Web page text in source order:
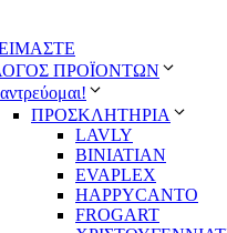
ΠΡΟΪΟΝΤΩΝ
ΠΡΟΣΚΛΗΤΗΡΙΑ
LAVLY
BINIATIAN
EVAPLEX
HAPPYCANTO
FROGART